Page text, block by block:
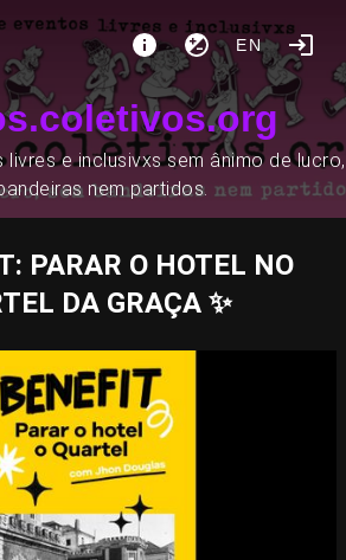
EN
e inclusivxs sem ânimo de lucro,
nem partidos.
PARAR O HOTEL NO
DA GRAÇA ✨